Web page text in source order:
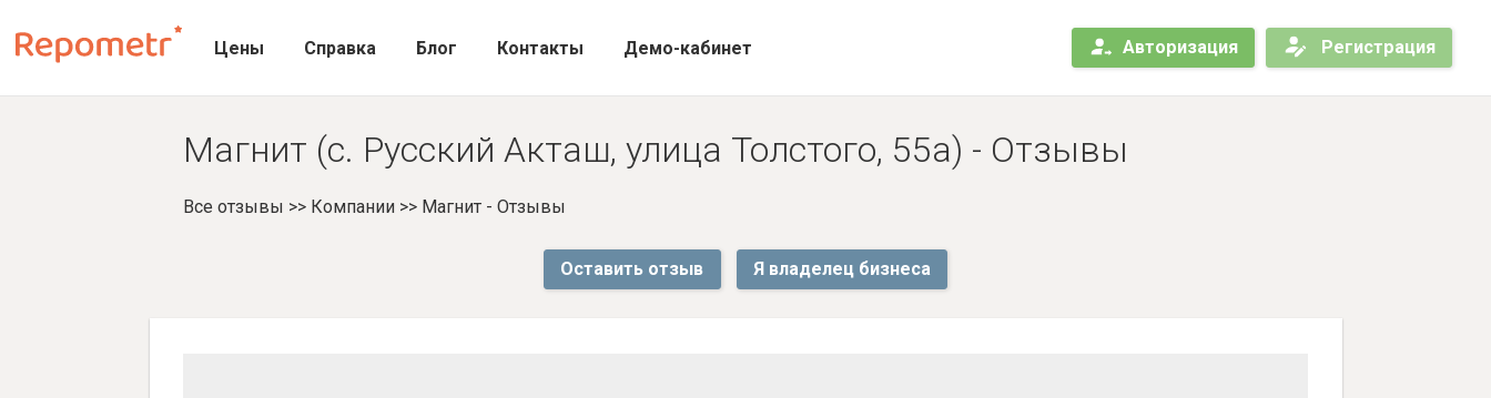
Цены Справка Блог Контакты Демо-кабинет Авторизация Регистрация
Магнит (с. Русский Акташ, улица Толстого, 55а) - Отзывы
Все отзывы >> Компании>> Магнит - Отзывы
Оставить отзыв Я владелец бизнеса